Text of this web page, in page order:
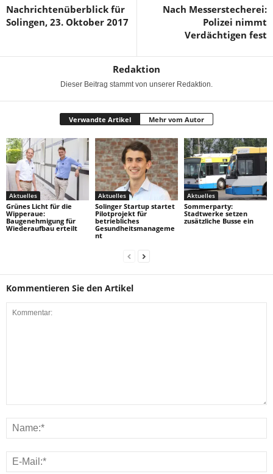
Nachrichtenüberblick für
Solingen, 23. Oktober 2017
Nach Messerstecherei:
Polizei nimmt
Verdächtigen fest
Redaktion
Dieser Beitrag stammt von unserer Redaktion.
Verwandte Artikel Mehr vom Autor
Aktuelles
Grünes Licht für die
Wipperaue:
Baugenehmigung für
Wiederaufbau erteilt
Aktuelles
Solinger Startup startet
Pilotprojekt für
betriebliches
Gesundheitsmanageme
nt
Aktuelles
Sommerparty:
Stadtwerke setzen
zusätzliche Busse ein
Kommentieren Sie den Artikel